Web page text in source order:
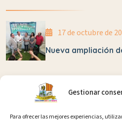
Gestionar
Para ofrecer las mejores experiencias,
17 de octubre de
Nueva ampliación
Juanmi López correrá